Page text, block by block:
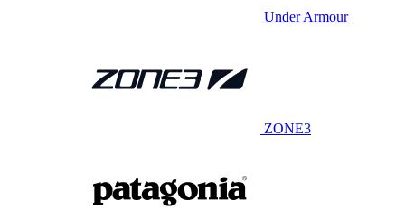
Under Armour
ZONE3